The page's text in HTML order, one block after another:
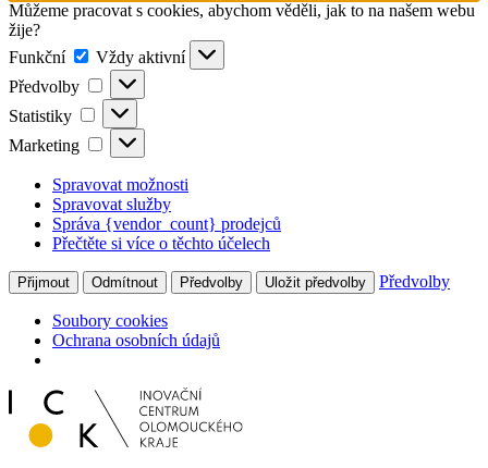
Můžeme pracovat s cookies, abychom věděli, jak to na našem webu
žije?
Funkční
Funkční
Vždy aktivní
Předvolby
Předvolby
Statistiky Statistiky
Marketing Marketing
Spravovat možnosti
Spravovat služby
Správa {vendor_count} prodejců
Přečtěte si více o těchto účelech
Přijmout Odmítnout Předvolby Uložit předvolby Předvolby
Soubory cookies
Ochrana osobních údajů